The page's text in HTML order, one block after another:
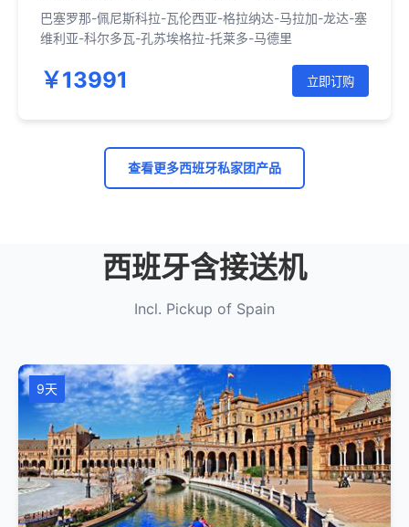
出
巴塞罗那-佩尼斯科拉-瓦伦西亚-格拉纳达-马拉加-龙达-塞
维利亚-科尔多瓦-孔苏埃格拉-托莱多-马德里
￥13991 立即订购
查看更多西班牙私家团产品
西班牙含接送机
Incl. Pickup of Spain
9天